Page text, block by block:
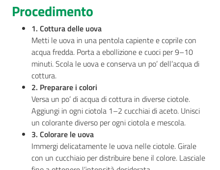
Carta
Servizi
Dedicato
Concorsi
Procedimento
1. Cottura delle uova
Metti le uova in una pentola capiente e coprile con
acqua fredda. Porta a ebollizione e cuoci per 9–10
minuti. Scola le uova e conserva un po’ dell’acqua di
cottura.
2. Preparare i colori
Versa un po’ di acqua di cottura in diverse ciotole.
Aggiungi in ogni ciotola 1–2 cucchiai di aceto. Unisci
un colorante diverso per ogni ciotola e mescola.
3. Colorare le uova
Immergi delicatamente le uova nelle ciotole. Girale
con un cucchiaio per distribuire bene il colore. Lasciale